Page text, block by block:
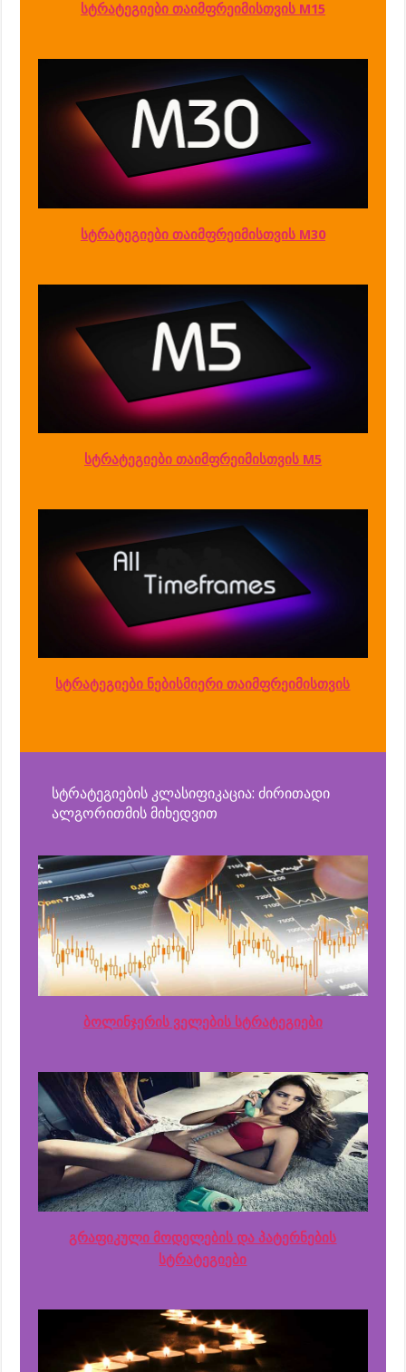
სტრატეგიები თაიმფრეიმისთვის M15
სტრატეგიები თაიმფრეიმისთვის M30
სტრატეგიები თაიმფრეიმისთვის M5
სტრატეგიები ნებისმიერი თაიმფრეიმისთვის
სტრატეგიების კლასიფიკაცია: ძირითადი
ალგორითმის მიხედვით
ბოლინჯერის ველების სტრატეგიები
გრაფიკული მოდელების და პატერნების
სტრატეგიები